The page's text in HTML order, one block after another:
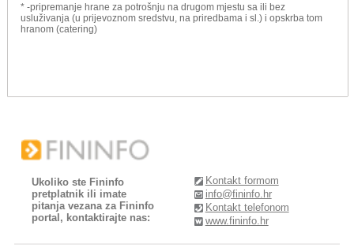
* -pripremanje hrane za potrošnju na drugom mjestu sa ili bez
usluživanja (u prijevoznom sredstvu, na priredbama i sl.) i opskrba tom
hranom (catering)
Ukoliko ste Fininfo
pretplatnik ili imate
pitanja vezana za Fininfo
portal, kontaktirajte nas:
Kontakt formom
info@fininfo.hr
Kontakt telefonom
www.fininfo.hr